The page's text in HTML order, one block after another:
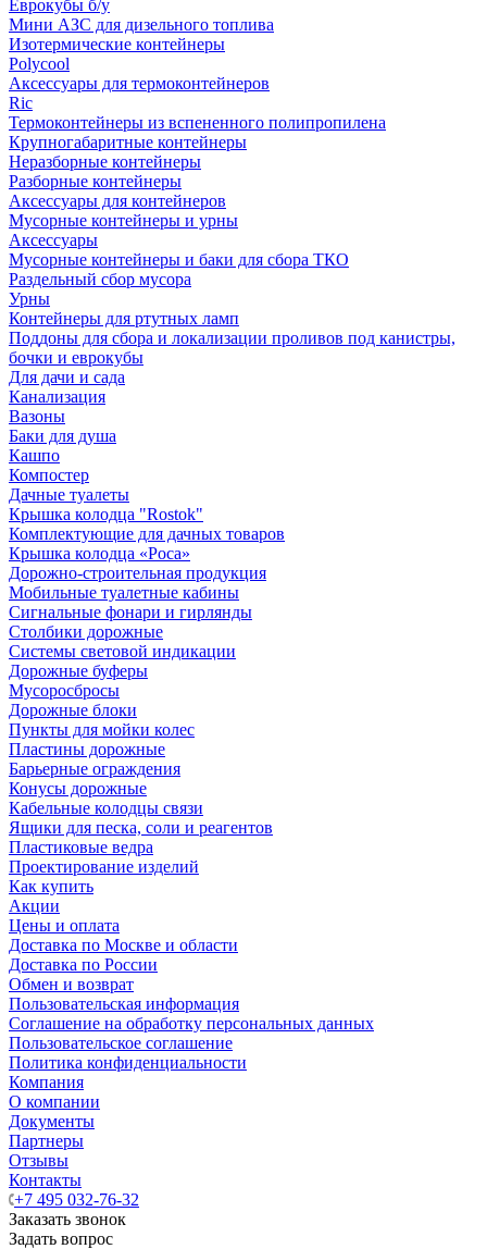
Еврокубы б/у
Мини АЗС для дизельного топлива
Изотермические контейнеры
Polycool
Аксессуары для термоконтейнеров
Ric
Термоконтейнеры из вспененного полипропилена
Крупногабаритные контейнеры
Неразборные контейнеры
Разборные контейнеры
Аксессуары для контейнеров
Мусорные контейнеры и урны
Аксессуары
Мусорные контейнеры и баки для сбора ТКО
Раздельный сбор мусора
Урны
Контейнеры для ртутных ламп
Поддоны для сбора и локализации проливов под канистры,
бочки и еврокубы
Для дачи и сада
Канализация
Вазоны
Баки для душа
Кашпо
Компостер
Дачные туалеты
Крышка колодца "Rostok"
Комплектующие для дачных товаров
Крышка колодца «Роса»
Дорожно-строительная продукция
Мобильные туалетные кабины
Сигнальные фонари и гирлянды
Столбики дорожные
Системы световой индикации
Дорожные буферы
Мусоросбросы
Дорожные блоки
Пункты для мойки колес
Пластины дорожные
Барьерные ограждения
Конусы дорожные
Кабельные колодцы связи
Ящики для песка, соли и реагентов
Пластиковые ведра
Проектирование изделий
Как купить
Акции
Цены и оплата
Доставка по Москве и области
Доставка по России
Обмен и возврат
Пользовательская информация
Соглашение на обработку персональных данных
Пользовательское соглашение
Политика конфиденциальности
Компания
О компании
Документы
Партнеры
Отзывы
Контакты
+7 495 032-76-32
Заказать звонок
Задать вопрос